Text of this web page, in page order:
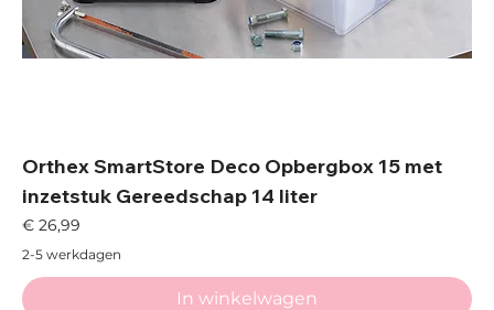
Orthex SmartStore Deco Opbergbox 15 met
inzetstuk Gereedschap 14 liter
Prijs
€ 26,99
2-5 werkdagen
In winkelwagen